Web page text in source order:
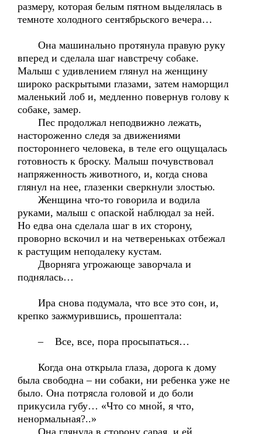
размеру, которая белым пятном выделялась в
темноте холодного сентябрьского вечера…
Она машинально протянула правую руку
вперед и сделала шаг навстречу собаке.
Малыш с удивлением глянул на женщину
широко раскрытыми глазами, затем наморщил
маленький лоб и, медленно повернув голову к
собаке, замер.
Пес продолжал неподвижно лежать,
настороженно следя за движениями
постороннего человека, в теле его ощущалась
готовность к броску. Малыш почувствовал
напряженность животного, и, когда снова
глянул на нее, глазенки сверкнули злостью.
Женщина что-то говорила и водила
руками, малыш с опаской наблюдал за ней.
Но едва она сделала шаг в их сторону,
проворно вскочил и на четвереньках отбежал
к растущим неподалеку кустам.
Дворняга угрожающе заворчала и
поднялась…
Ира снова подумала, что все это сон, и,
крепко зажмурившись, прошептала:
– Все, все, пора просыпаться…
Когда она открыла глаза, дорога к дому
была свободна – ни собаки, ни ребенка уже не
было. Она потрясла головой и до боли
прикусила губу… «Что со мной, я что,
ненормальная?..»
Она глянула в сторону сарая, и ей